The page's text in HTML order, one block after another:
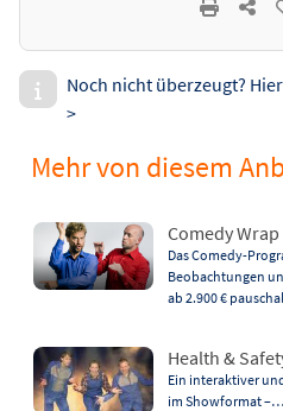
Noch nicht überzeugt?
>
Mehr von diesem
Comedy Wrap
Das Comedy-
Beobachtungen
ab 2.900 € pauschal
Health &
Ein interaktiver
im Showformat –…